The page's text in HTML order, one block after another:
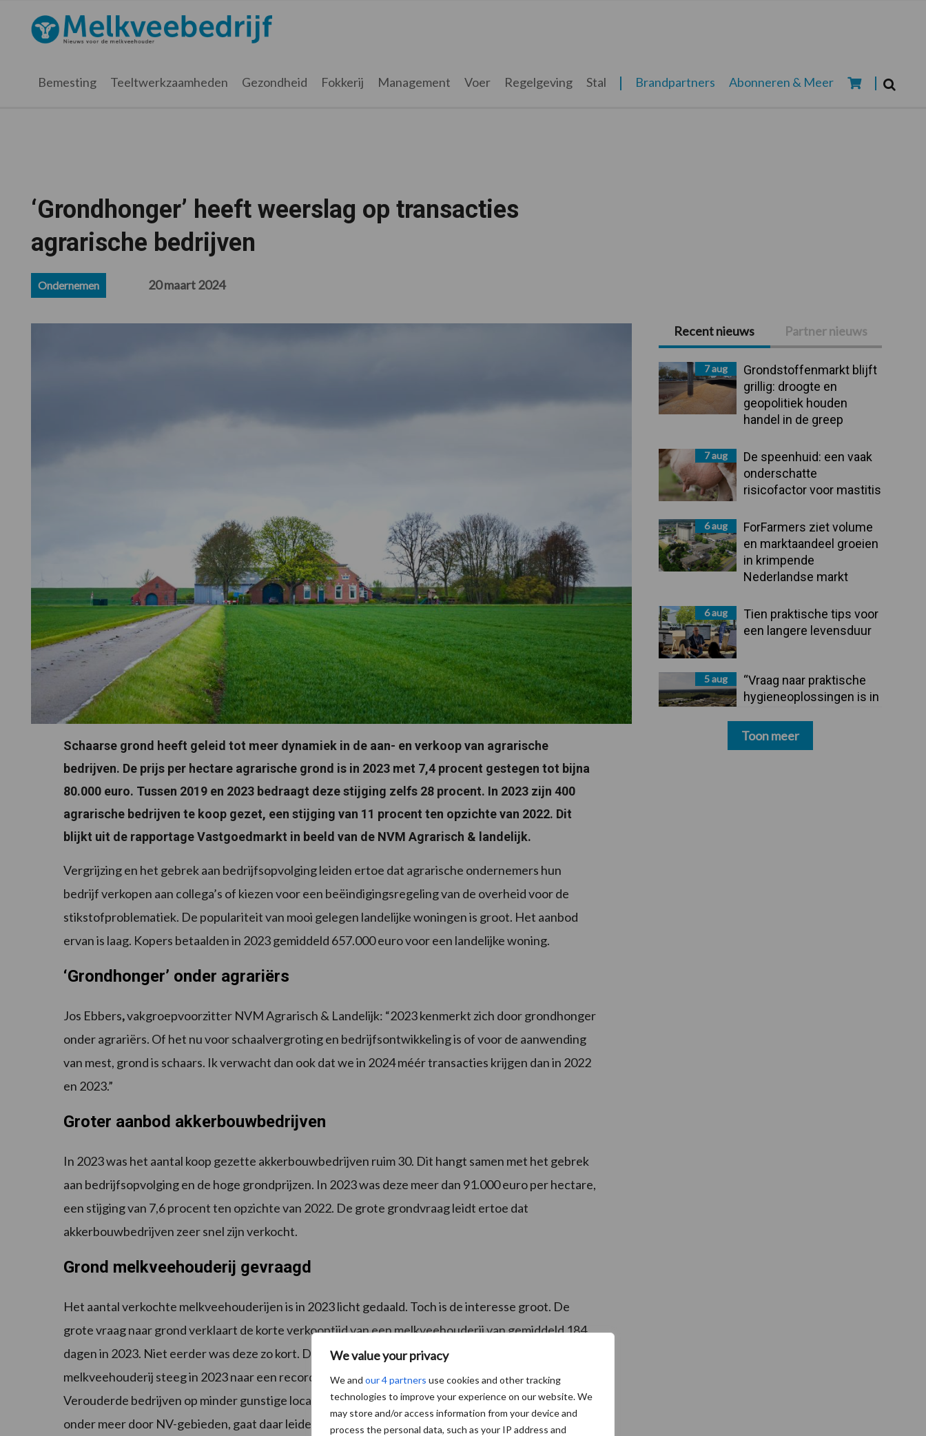
We value your privacy
We and our 4 partners use cookies and other tracking
technologies to improve your experience on our website. We
may store and/or access information from your device and
process the personal data, such as your IP address and
hoofdnavigatie
hoofd
eerste
voettekst
Melkveebedrijf.nl
Bemesting Teeltwerkzaamheden Gezondheid Fokkerij Management Voer Regelgeving Stal Brandpartners Abonneren & Meer
‘Grondhonger’ heeft weerslag op transacties
agrarische bedrijven
Ondernemen 20 maart 2024
Schaarse grond heeft geleid tot meer dynamiek in de aan- en verkoop van agrarische
bedrijven. De prijs per hectare agrarische grond is in 2023 met 7,4 procent gestegen tot bijna
80.000 euro. Tussen 2019 en 2023 bedraagt deze stijging zelfs 28 procent. In 2023 zijn 400
agrarische bedrijven te koop gezet, een stijging van 11 procent ten opzichte van 2022. Dit
blijkt uit de rapportage Vastgoedmarkt in beeld van de NVM Agrarisch & landelijk.
Vergrijzing en het gebrek aan bedrijfsopvolging leiden ertoe dat agrarische ondernemers hun
bedrijf verkopen aan collega’s of kiezen voor een beëindigingsregeling van de overheid voor de
stikstofproblematiek. De populariteit van mooi gelegen landelijke woningen is groot. Het aanbod
ervan is laag. Kopers betaalden in 2023 gemiddeld 657.000 euro voor een landelijke woning.
‘Grondhonger’ onder agrariërs
Jos Ebbers,vakgroepvoorzitter NVM Agrarisch & Landelijk: “2023 kenmerkt zich door grondhonger
onder agrariërs. Of het nu voor schaalvergroting en bedrijfsontwikkeling is of voor de aanwending
van mest, grond is schaars. Ik verwacht dan ook dat we in 2024 méér transacties krijgen dan in 2022
en 2023.”
Groter aanbod akkerbouwbedrijven
In 2023 was het aantal koop gezette akkerbouwbedrijven ruim 30. Dit hangt samen met het gebrek
aan bedrijfsopvolging en de hoge grondprijzen. In 2023 was deze meer dan 91.000 euro per hectare,
een stijging van 7,6 procent ten opzichte van 2022. De grote grondvraag leidt ertoe dat
akkerbouwbedrijven zeer snel zijn verkocht.
Grond melkveehouderij gevraagd
Het aantal verkochte melkveehouderijen is in 2023 licht gedaald. Toch is de interesse groot. De
grote vraag naar grond verklaart de korte verkooptijd van een melkveehouderij van gemiddeld 184
dagen in 2023. Niet eerder was deze zo kort. De gemiddelde bedrijfsgrootte van een verkochte
melkveehouderij steeg in 2023 naar een recordhoogte van 38,3 hectare, constateert de NVM.
Verouderde bedrijven op minder gunstige locaties staan echter langer te koop. Extra regelgeving,
onder meer door NV-gebieden, gaat daar leiden tot hogere kosten en druk op het rendement. Dit
Primaire
Sidebar
Recent nieuws Partner nieuws
7 aug
Grondstoffenmarkt blijft
grillig: droogte en
geopolitiek houden
handel in de greep
7 aug
De speenhuid: een vaak
onderschatte
risicofactor voor mastitis
6 aug
ForFarmers ziet volume
en marktaandeel groeien
in krimpende
Nederlandse markt
6 aug
Tien praktische tips voor
een langere levensduur
5 aug
“Vraag naar praktische
hygieneoplossingen is in
Toon meer